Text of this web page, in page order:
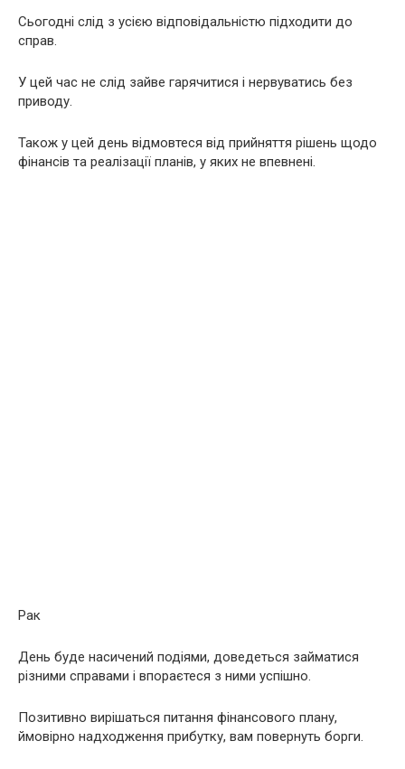
Сьогодні слід з усією відповідальністю підходити до
справ.
У цей час не слід зайве гарячитися і нервуватись без
приводу.
Також у цей день відмовтеся від прийняття рішень щодо
фінансів та реалізації планів, у яких не впевнені.
Рак
День буде насичений подіями, доведеться займатися
різними справами і впораєтеся з ними успішно.
Позитивно вирішаться питання фінансового плану,
ймовірно надходження прибутку, вам повернуть борги.